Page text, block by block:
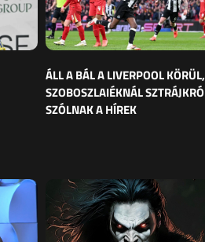
ÁLL A BÁL A LIVERPOOL KÖRÜL,
SZOBOSZLAIÉKNÁL
SZÓLNAK A HÍREK